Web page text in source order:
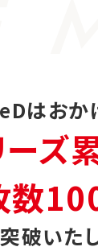
はおか
ーズ
数
破いた